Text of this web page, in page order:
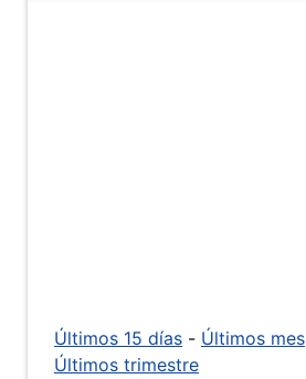
Últimos 15 días - Últimos mes
Últimos trimestre